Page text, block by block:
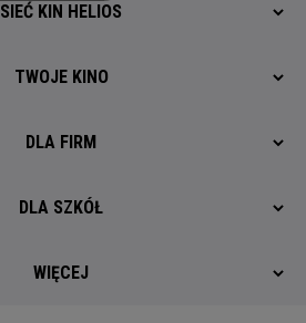
SIEĆ KIN HELIOS
TWOJE KINO
DLA FIRM
DLA SZKÓŁ
WIĘCEJ